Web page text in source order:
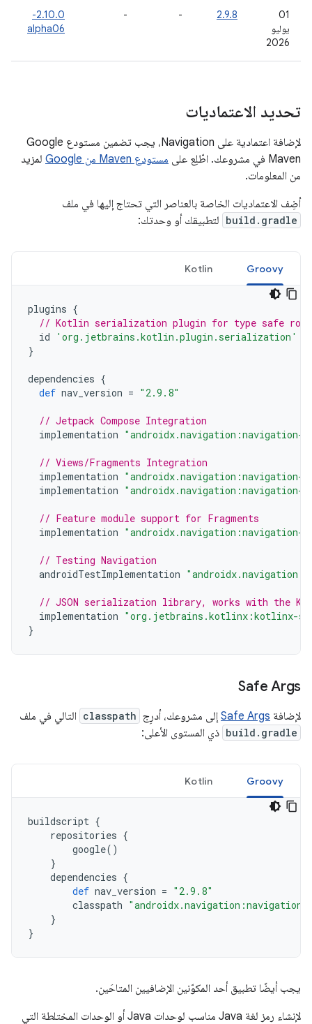
‫01
يوليو
2026
2.9.8
-
-
2.10.0-
alpha06
تحديد الاعتماديات
لإضافة اعتمادية على Navigation، يجب تضمين مستودع Google
Maven في مشروعك. اطّلِع على
مستودع Maven من Google
لمزيد
من المعلومات.
أضِف الاعتماديات الخاصة بالعناصر التي تحتاج إليها في ملف
build.gradle لتطبيقك أو وحدتك:
Groovy
Kotlin
plugins {
// Kotlin serialization plugin for type safe
id
'org.jetbrains.kotlin.plugin.serialization'
}
dependencies {
def nav_version = "2.9.8"
// Jetpack Compose Integration
implementation "androidx.navigation:navigation-
// Views/Fragments Integration
implementation "androidx.navigation:navigation-
implementation "androidx.navigation:navigation-
// Feature module support for Fragments
implementation "androidx.navigation:navigation-
// Testing Navigation
androidTestImplementation
// JSON serialization library, works with the
implementation "org.jetbrains.kotlinx:kotlinx-
}
Safe Args
لإضافة Safe Args إلى مشروعك، أدرِج classpath التالي في ملف
build.gradle ذي المستوى الأعلى:
Groovy
Kotlin
buildscript {
repositories {
google()
}
dependencies {
def nav_version = "2.9.8"
classpath
}
}
يجب أيضًا تطبيق أحد المكوّنين الإضافيين المتاحَين.
لإنشاء رمز لغة Java مناسب لوحدات Java أو الوحدات المختلطة التي